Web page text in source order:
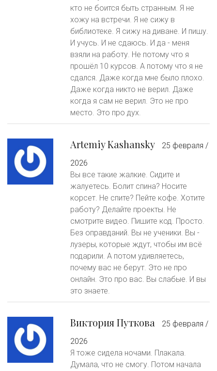
кто не боится быть странным. Я не
хожу на встречи. Я не сижу в
библиотеке. Я сижу на диване. И пишу.
И учусь. И не сдаюсь. И да - меня
взяли на работу. Не потому что я
прошёл 10 курсов. А потому что я не
сдался. Даже когда мне было плохо.
Даже когда никто не верил. Даже
когда я сам не верил. Это не про
место. Это про дух.
Artemiy Kashansky
25 февраля /
2026
Вы все такие жалкие. Сидите и
жалуетесь. Болит спина? Носите
корсет. Не спите? Пейте кофе. Хотите
работу? Делайте проекты. Не
смотрите видео. Пишите код. Просто.
Без оправданий. Вы не ученики. Вы -
лузеры, которые ждут, чтобы им всё
подарили. А потом удивляетесь,
почему вас не берут. Это не про
онлайн. Это про вас. Вы слабые. И вы
это знаете.
Виктория Путкова
25 февраля /
2026
Я тоже сидела ночами. Плакала.
Думала, что не смогу. Потом начала